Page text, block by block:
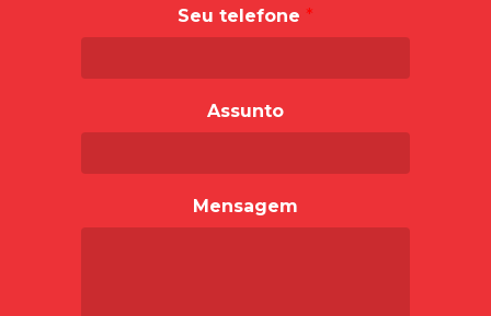
Seu telefone *
Assunto
Mensagem